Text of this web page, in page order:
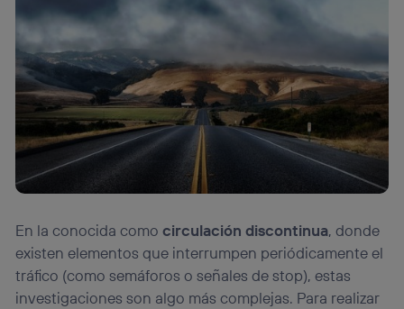
En la conocida comocirculación discontinua, donde
existen elementos que interrumpen periódicamente el
tráfico (como semáforos o señales de stop), estas
investigaciones son algo más complejas. Para realizar